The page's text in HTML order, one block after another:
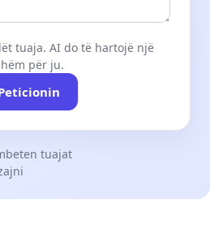
tuaja. AI do të hartojë një
për ju.
tuajat